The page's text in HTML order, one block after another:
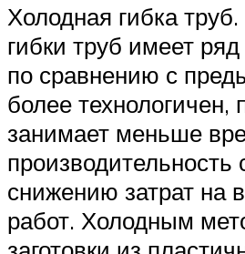
Холодная гибка
гибки труб имеет
по сравнению с
более технологичен,
занимает меньше
производительность
снижению затрат на
работ. Холодным